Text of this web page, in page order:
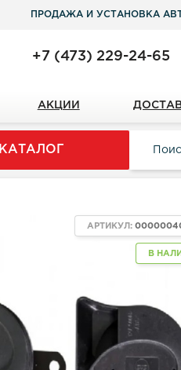
ПРОДАЖА И УСТАНОВКА
+7 (473) 229-24-65
АКЦИИ
КАТАЛОГ
В
АРТИКУЛ: